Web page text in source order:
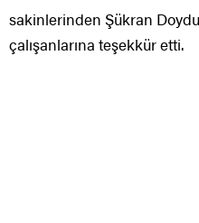
sakinlerinden Şükran
çalışanlarına teşekkür etti.